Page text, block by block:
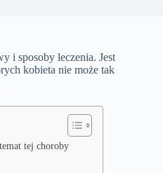
i sposoby leczenia. Jest
kobieta nie może tak
tej choroby